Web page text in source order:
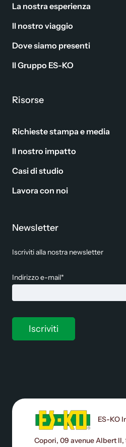
La nostra esperienza
Il nostro viaggio
Dove siamo presenti
Il Gruppo ES-KO
Risorse
Richieste stampa e media
Il nostro impatto
Casi di studio
Lavora con noi
Newsletter
Iscriviti alla nostra newsletter
Indirizzo e-mail*
ES-KO
Copori, 09 avenue Albert II,